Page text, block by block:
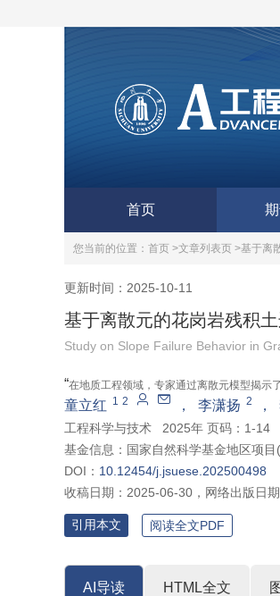
首页
您当前的位置： 首页 >文章列表页 >基于离
更新时间：2025-10-11
基于离散元的花岗岩残积
Study on Slope Failure Behavior in
“在地质工程领域，专家通过离散元模型揭示
童立红 1 2 ， 李潇扬 2 ，
工程科学与技术
2025年 页码：1-14
基金信息： 国家自然科学基金地区项
DOI： 10.12454/j.jsuese.202500498
收稿日期： 2025-06-30 ， 网络出版日期
引用本文 阅读全文PDF
AI导读 HTML全文